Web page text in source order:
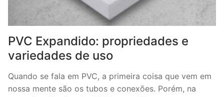
PVC Expandido: propriedades e
variedades de uso
Quando se fala em PVC, a primeira coisa que vem em
nossa mente são os tubos e conexões. Porém, na